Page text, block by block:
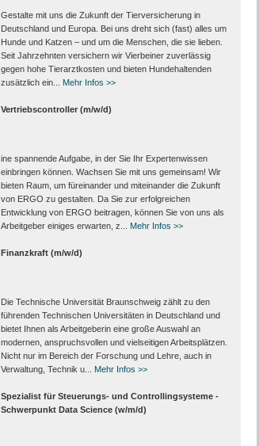
Gestalte mit uns die Zukunft der Tierversicherung in
Deutschland und Europa. Bei uns dreht sich (fast) alles um
Hunde und Katzen – und um die Menschen, die sie lieben.
Seit Jahrzehnten versichern wir Vierbeiner zuverlässig
gegen hohe Tierarztkosten und bieten Hundehaltenden
zusätzlich ein...
Mehr Infos >>
Vertriebscontroller (m/w/d)
ine spannende Aufgabe, in der Sie Ihr Expertenwissen
einbringen können. Wachsen Sie mit uns gemeinsam! Wir
bieten Raum, um füreinander und miteinander die Zukunft
von ERGO zu gestalten. Da Sie zur erfolgreichen
Entwicklung von ERGO beitragen, können Sie von uns als
Arbeitgeber einiges erwarten, z...
Mehr Infos >>
Finanzkraft (m/w/d)
Die Technische Universität Braunschweig zählt zu den
führenden Technischen Universitäten in Deutschland und
bietet Ihnen als Arbeit­geberin eine große Auswahl an
modernen, anspruchsvollen und vielseitigen Arbeits­plätzen.
Nicht nur im Bereich der Forschung und Lehre, auch in
Verwaltung, Technik u...
Mehr Infos >>
Spezialist für Steuerungs- und Controllingsysteme -
Schwerpunkt Data Science (w/m/d)